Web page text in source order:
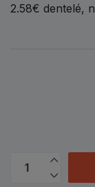
2.58€ dentelé,